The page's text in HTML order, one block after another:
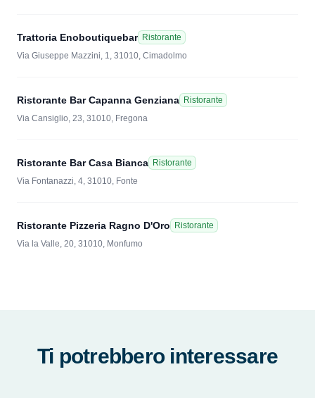
Trattoria Enoboutiquebar Ristorante
Via Giuseppe Mazzini, 1, 31010, Cimadolmo
Ristorante Bar Capanna Genziana Ristorante
Via Cansiglio, 23, 31010, Fregona
Ristorante Bar Casa Bianca Ristorante
Via Fontanazzi, 4, 31010, Fonte
Ristorante Pizzeria Ragno D'Oro
Ristorante
Via la Valle, 20, 31010, Monfumo
Ti potrebbero interessare